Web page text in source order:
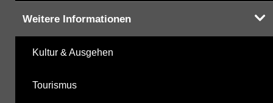
Weitere Informationen
Kultur & Ausgehen
Tourismus